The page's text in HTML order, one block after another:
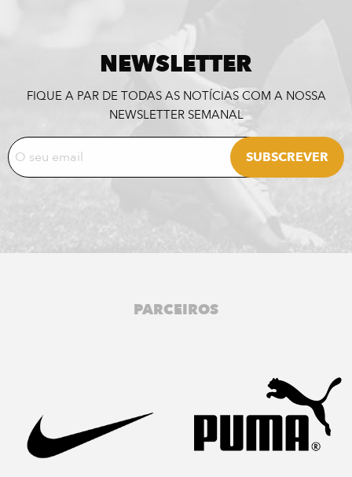
NEWSLETTER
FIQUE A PAR DE TODAS AS NOTÍCIAS COM A NOSSA
NEWSLETTER SEMANAL
PARCEIROS